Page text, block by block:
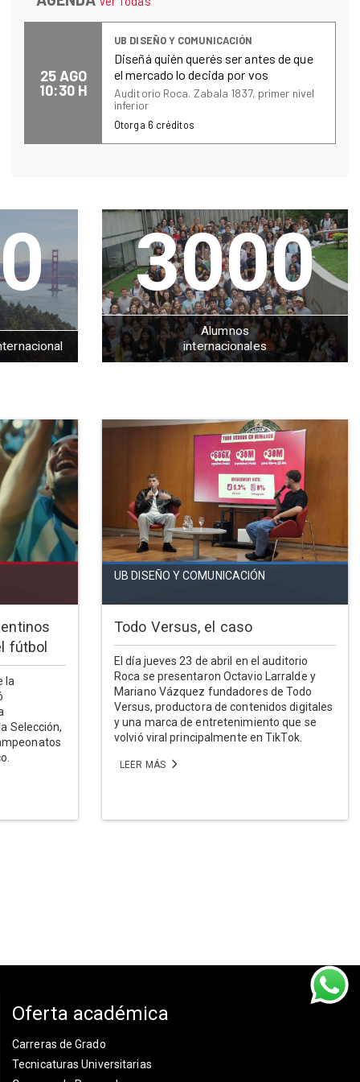
25 AGO
10:30 H
UB DISEÑO Y COMUNICACIÓN
Diseñá quién querés ser antes de que
el mercado lo decida por vos
Auditorio Roca. Zabala 1837, primer nivel
inferior
Otorga 6 créditos
3000
Alumnos
internacionales
fútbol
la
Selección,
UB DISEÑO Y COMUNICACIÓN
Todo Versus, el caso
El día jueves 23 de abril en el auditorio
Roca se presentaron Octavio Larralde y
Mariano Vázquez fundadores de Todo
Versus, productora de contenidos digitales
y una marca de entretenimiento que se
volvió viral principalmente en TikTok.
LEER MÁS
Oferta académica
Carreras de Grado
Tecnicaturas Universitarias